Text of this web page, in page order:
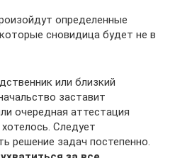
определенные
сновидица будет не в
или близкий
заставит
очередная аттестация
Следует
решение задач постепенно.